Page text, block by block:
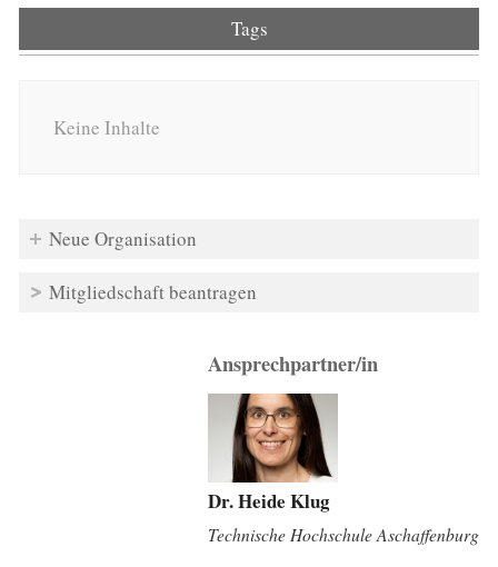
Tags
Keine Inhalte
Neue Organisation
Mitgliedschaft beantragen
Ansprechpartner/in
Dr. Heide Klug
Technische Hochschule Aschaffenburg